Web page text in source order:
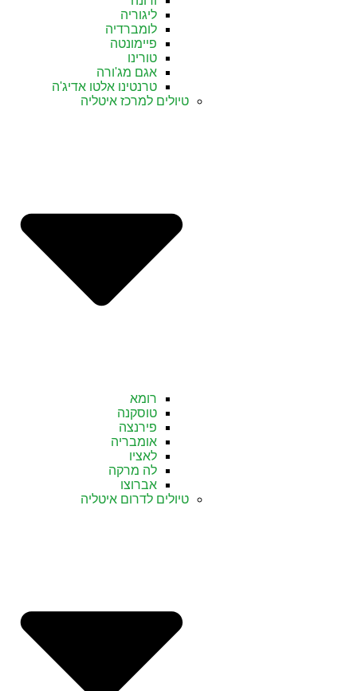
ליגוריה
לומברדיה
פיימונטה
טורינו
אגם מג'ורה
טרנטינו אלטו אדיג'ה
טיולים למרכז איטליה
רומא
טוסקנה
פירנצה
אומבריה
לאציו
לה מרקה
אברוצו
טיולים לדרום איטליה